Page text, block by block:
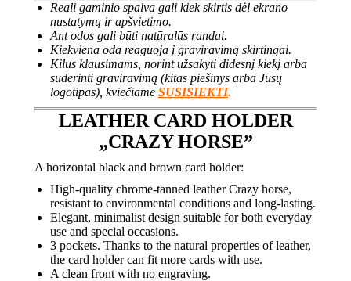
Reali gaminio spalva gali kiek skirtis dėl ekrano
nustatymų ir apšvietimo.
Ant odos gali būti natūralūs randai.
Kiekviena oda reaguoja į graviravimą skirtingai.
Kilus klausimams, norint užsakyti didesnį kiekį arba
suderinti graviravimą (kitas piešinys arba Jūsų
logotipas), kviečiame SUSISIEKTI.
LEATHER CARD HOLDER
„CRAZY HORSE”
A horizontal black and brown card holder:
High-quality chrome-tanned leather Crazy horse,
resistant to environmental conditions and long-lasting.
Elegant, minimalist design suitable for both everyday
use and special occasions.
3 pockets. Thanks to the natural properties of leather,
the card holder can fit more cards with use.
A clean front with no engraving.